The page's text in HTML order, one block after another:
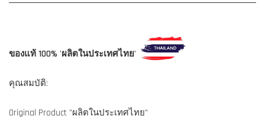
ของแท้ 100% 'ผลิตในประเทศไทย'
คุณสมบัติ:
Original Product "ผลิตในประเทศไทย"